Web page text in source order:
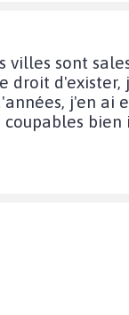
sont
droit
j'en ai